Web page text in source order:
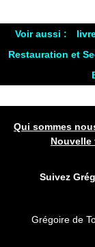
Voir aussi :
Restauration et
Qui sommes
Nouvelle
Suivez
Grégoire de